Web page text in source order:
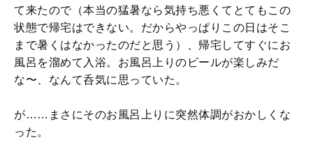
て来たので（本当の猛暑なら気持ち悪くてとてもこの
状態で帰宅はできない。だからやっぱりこの日はそこ
まで暑くはなかったのだと思う）、帰宅してすぐにお
風呂を溜めて入浴。お風呂上りのビールが楽しみだ
な〜、なんて呑気に思っていた。
が……まさにそのお風呂上りに突然体調がおかしくな
った。